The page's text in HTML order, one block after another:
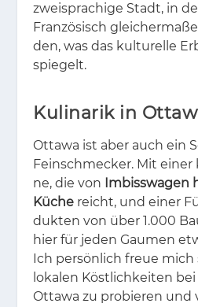
zwei­spra­chi­ge Stadt, in
Fran­zö­sisch
den, was das kul­tu­rel­le
spie­gelt.
Kulinarik in
Ot­ta­wa ist aber auch ein
Fein­schme­cker. Mit
ne, die von Imbisswagen
Küche reicht, und ei­ner
duk­ten von über 1.000
hier für je­den Gau­men
Ich per­sön­lich freue mich
lo­ka­len Köst­lich­kei­ten
Ot­ta­wa zu pro­bie­ren und